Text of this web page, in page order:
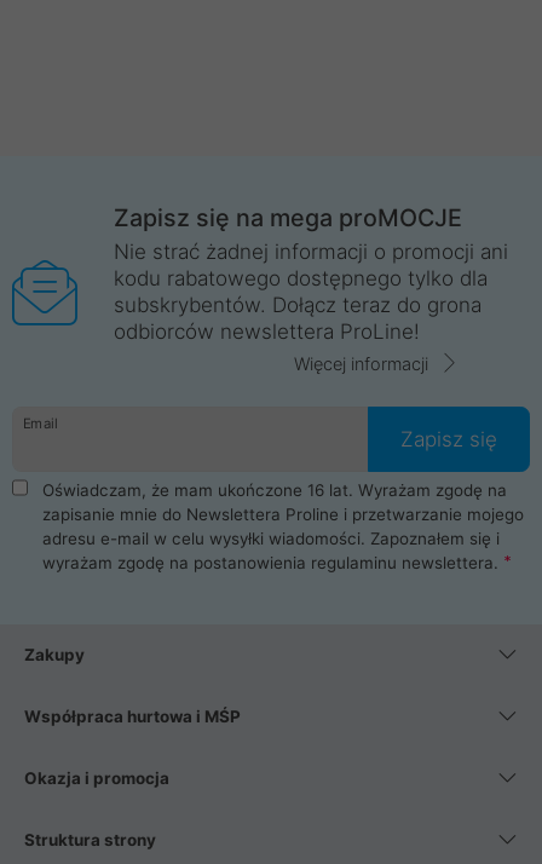
Zapisz się na mega proMOCJE
Nie strać żadnej informacji o promocji ani
kodu rabatowego dostępnego tylko dla
subskrybentów. Dołącz teraz do grona
odbiorców newslettera ProLine!
Więcej informacji
Email
Zapisz się
Oświadczam, że mam ukończone 16 lat. Wyrażam zgodę na
zapisanie mnie do Newslettera Proline i przetwarzanie mojego
adresu e-mail w celu wysyłki wiadomości. Zapoznałem się i
wyrażam zgodę na postanowienia regulaminu newslettera.
Zakupy
Współpraca hurtowa i MŚP
Okazja i promocja
Struktura strony